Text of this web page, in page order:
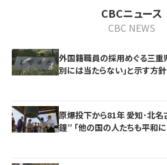
CBCニュース
CBC NEWS
外国籍職員の採用めぐる三重
別には当たらない｣と示す方
原爆投下から81年 愛知･北
鐘” ｢他の国の人たちも平和